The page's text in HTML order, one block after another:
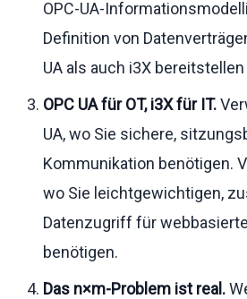
OPC-UA-
Definition von
UA als auch i3X
OPC UA für OT, i3X für IT.
UA, wo Sie sichere,
Kommunikation benötigen.
wo Sie leichtgewichtigen,
Datenzugriff für
benötigen.
Das n×m-Problem ist real.